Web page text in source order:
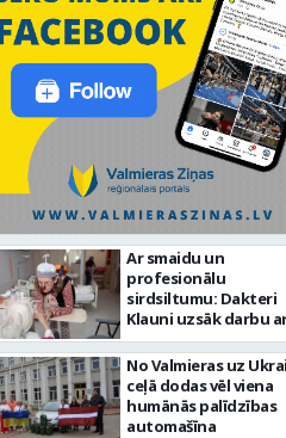
kultūras
Ar smaidu un
profesionālu
sirdsiltumu: Dakteri
Klauni uzsāk darbu
senioriem Vidzemes
slimnīcā
No Valmieras uz
ceļā dodas vēl viena
humānās palīdzības
automašīna